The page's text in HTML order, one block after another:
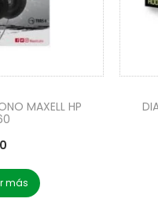
MAXELL HP
0
más